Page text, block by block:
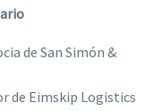
de San Simón &
de Eimskip Logistics